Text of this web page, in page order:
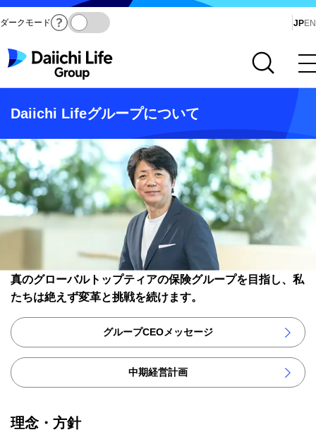
ダークモード JPEN
サイト内検索を開く
メインメニューを開く
Daiichi Lifeグループについて
真のグローバルトップティアの保険グループを目指し、 私
たちは絶えず変革と挑戦を続けます。
グループCEOメッセージ
中期経営計画
理念・方針